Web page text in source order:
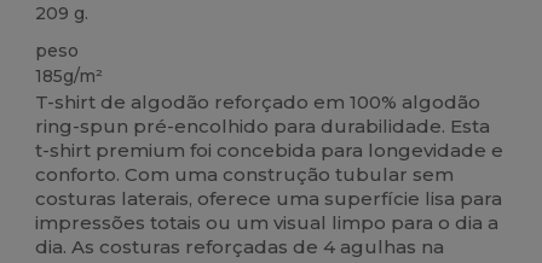
209 g.
peso
185g/m²
T-shirt de algodão reforçado em 100% algodão
ring-spun pré-encolhido para durabilidade. Esta
t-shirt premium foi concebida para longevidade e
conforto. Com uma construção tubular sem
costuras laterais, oferece uma superfície lisa para
impressões totais ou um visual limpo para o dia a
dia. As costuras reforçadas de 4 agulhas na